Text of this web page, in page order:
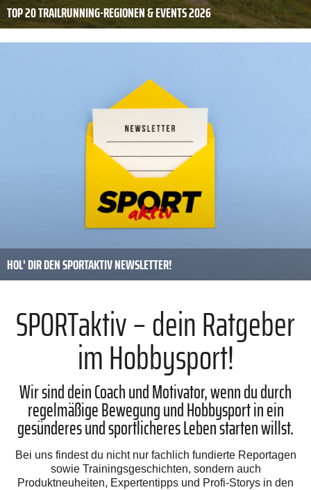
TOP 20 TRAILRUNNING-REGIONEN & EVENTS 2026
HOL' DIR DEN SPORTAKTIV NEWSLETTER!
SPORTaktiv – dein Ratgeber
im Hobbysport!
Wir sind dein Coach und Motivator, wenn du durch
regelmäßige Bewegung und Hobbysport in ein
gesünderes und sportlicheres Leben starten willst.
Bei uns findest du nicht nur fachlich fundierte Reportagen
sowie Trainingsgeschichten, sondern auch
Produktneuheiten, Expertentipps und Profi-Storys in den